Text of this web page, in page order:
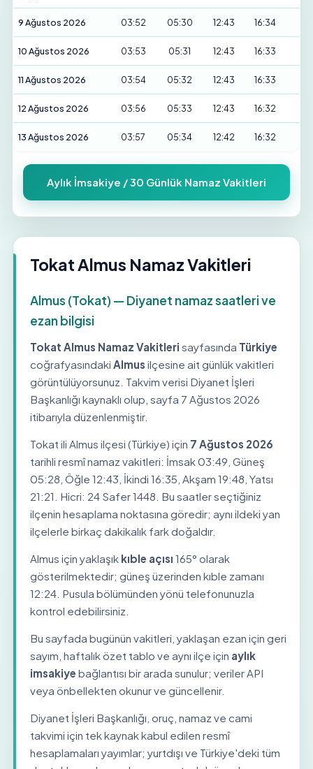
9 Ağustos 2026 03:52 05:30 12:43 16:34
10 Ağustos 2026 03:53 05:31 12:43 16:33
11 Ağustos 2026 03:54 05:32 12:43 16:33
12 Ağustos 2026 03:56 05:33 12:43 16:32
13 Ağustos 2026 03:57 05:34 12:42 16:32
Aylık İmsakiye / 30 Günlük Namaz Vakitleri
Tokat Almus Namaz Vakitleri
Almus (Tokat) — Diyanet namaz saatleri ve
ezan bilgisi
Tokat Almus Namaz Vakitleri sayfasında Türkiye
coğrafyasındaki Almus ilçesine ait günlük vakitleri
görüntülüyorsunuz. Takvim verisi Diyanet İşleri
Başkanlığı kaynaklı olup, sayfa 7 Ağustos 2026
itibarıyla düzenlenmiştir.
Tokat ili Almus ilçesi (Türkiye) için 7 Ağustos 2026
tarihli resmî namaz vakitleri: İmsak 03:49, Güneş
05:28, Öğle 12:43, İkindi 16:35, Akşam 19:48, Yatsı
21:21. Hicri: 24 Safer 1448. Bu saatler seçtiğiniz
ilçenin hesaplama noktasına göredir; aynı ildeki yan
ilçelerle birkaç dakikalık fark doğaldır.
Almus için yaklaşık kıble açısı 165° olarak
gösterilmektedir; güneş üzerinden kıble zamanı
12:24. Pusula bölümünden yönü telefonunuzla
kontrol edebilirsiniz.
Bu sayfada bugünün vakitleri, yaklaşan ezan için geri
sayım, haftalık özet tablo ve aynı ilçe için aylık
imsakiye bağlantısı bir arada sunulur; veriler API
veya önbellekten okunur ve güncellenir.
Diyanet İşleri Başkanlığı, oruç, namaz ve cami
takvimi için tek kaynak kabul edilen resmî
hesaplamaları yayımlar; yurtdışı ve Türkiye'deki tüm